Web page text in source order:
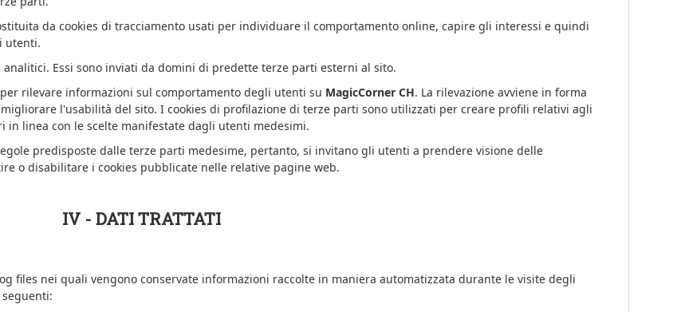
da cookies di tracciamento usati per individuare il comportamento online, capire gli interessi e quindi
utenti.
Essi sono inviati da domini di predette terze parti esterni al sito.
rilevare informazioni sul comportamento degli utenti su MagicCorner CH. La rilevazione avviene in forma
l'usabilità del sito. I cookies di profilazione di terze parti sono utilizzati per creare profili relativi agli
linea con le scelte manifestate dagli utenti medesimi.
predisposte dalle terze parti medesime, pertanto, si invitano gli utenti a prendere visione delle
o disabilitare i cookies pubblicate nelle relative pagine web.
IV - DATI TRATTATI
files nei quali vengono conservate informazioni raccolte in maniera automatizzata durante le visite degli